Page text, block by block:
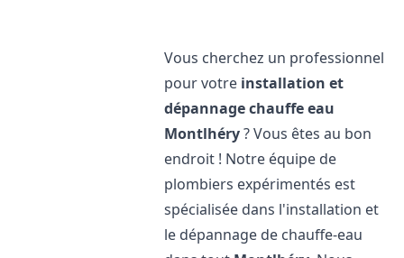
Vous cherchez un professionnel
pour votre installation et
dépannage chauffe eau
Montlhéry? Vous êtes au bon
endroit ! Notre équipe de
plombiers expérimentés est
spécialisée dans l'installation et
le dépannage de chauffe-eau